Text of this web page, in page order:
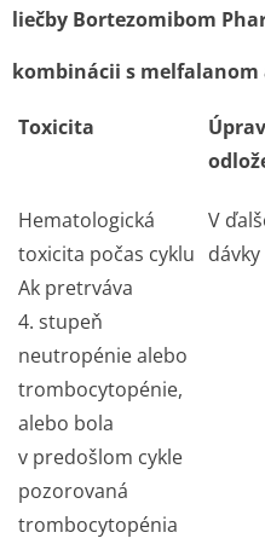
liečby Bortezomibom
kombinácii s melfalanom
Toxicita
Hematologická
toxicita počas cyklu
Ak pretrváva
4. stupeň
neutropénie alebo
trombocytopénie,
alebo bola
v predošlom cykle
pozorovaná
trombocytopénia
V